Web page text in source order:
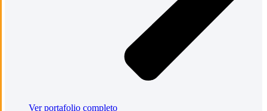
Ver portafolio completo